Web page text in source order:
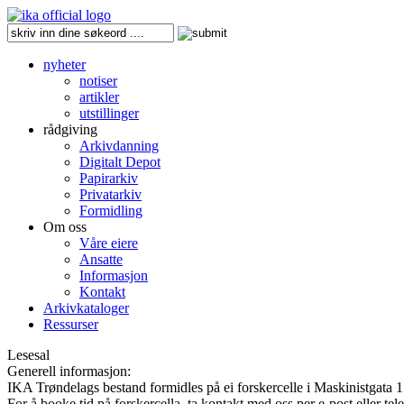
nyheter
notiser
artikler
utstillinger
rådgiving
Arkivdanning
Digitalt Depot
Papirarkiv
Privatarkiv
Formidling
Om oss
Våre eiere
Ansatte
Informasjon
Kontakt
Arkivkataloger
Ressurser
Lesesal
Generell informasjon:
IKA Trøndelags bestand formidles på ei forskercelle i Maskinistgata